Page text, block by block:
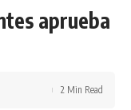
aprueba
2 Min Read